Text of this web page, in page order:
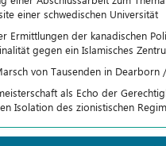
einer schwedischen Universität
Ermittlungen der kanadischen
gegen ein Islamisches
von Tausenden in Dearborn
als Echo der
Isolation des zionistischen